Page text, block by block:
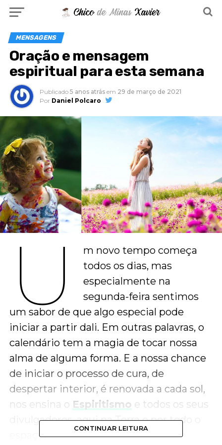
MENSAGENS
Oração e mensagem
espiritual para esta semana
Publicado 5 anos atrás em 29 de março de 2021
Por Daniel Polcaro
U
m novo tempo começa
todos os dias, mas
especialmente na
segunda-feira sentimos
um sabor de que algo especial pode
iniciar a partir dali. Em outras palavras, o
calendário tem a magia de tocar nossa
alma de alguma forma. E a nossa chance
de iniciar o processo de cura, de
despertar interior, é renovada a cada sol,
nos ensina o Espiritismo e todos os seus
divulgadores, aqui na Terra e por todo o
espaço.
CONTINUAR LEITURA